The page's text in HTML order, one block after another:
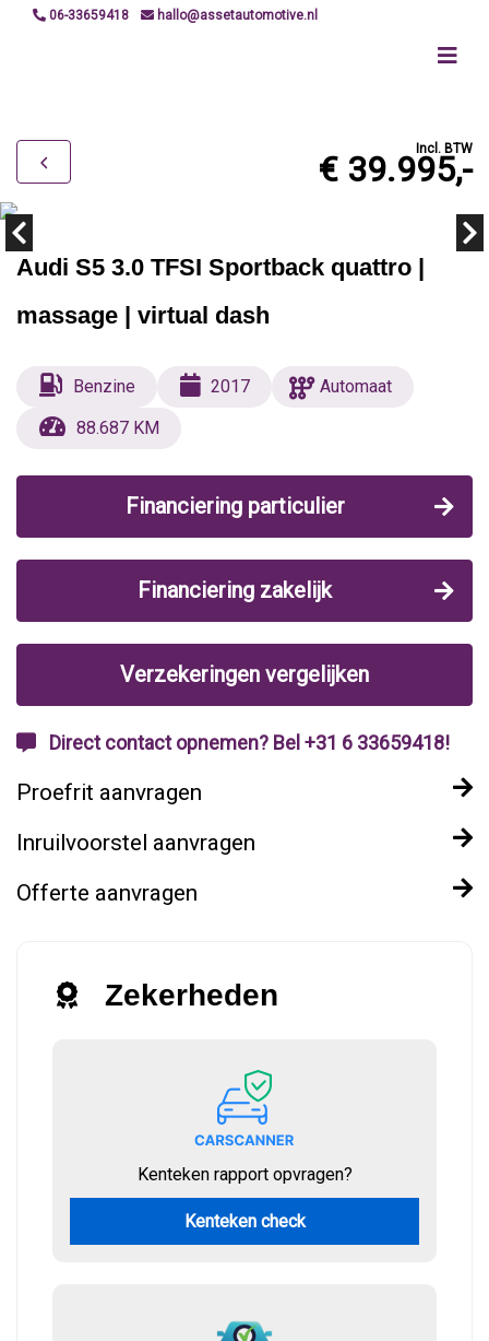
06-33659418 hallo@assetautomotive.nl
Incl. BTW
€ 39.995,-
Audi S5 3.0 TFSI Sportback quattro |
massage | virtual dash
Benzine 2017
Automaat
88.687 KM
Financiering particulier
Financiering zakelijk
Verzekeringen vergelijken
Direct contact opnemen? Bel +31 6 33659418!
Proefrit aanvragen
Inruilvoorstel aanvragen
Offerte aanvragen
Zekerheden
Kenteken rapport opvragen?
Kenteken check